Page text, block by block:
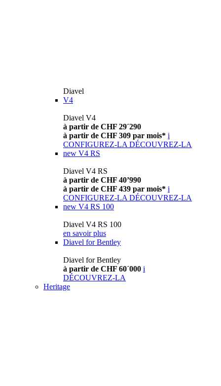
Diavel
V4
Diavel V4
à partir de CHF 29´290
à partir de CHF 309 par mois* i
CONFIGUREZ-LA DÉCOUVREZ-LA
new V4 RS
Diavel V4 RS
à partir de CHF 40’990
à partir de CHF 439 par mois* i
CONFIGUREZ-LA DÉCOUVREZ-LA
new V4 RS 100
Diavel V4 RS 100
en savoir plus
Diavel for Bentley
Diavel for Bentley
à partir de CHF 60´000 i
DÉCOUVREZ-LA
Heritage